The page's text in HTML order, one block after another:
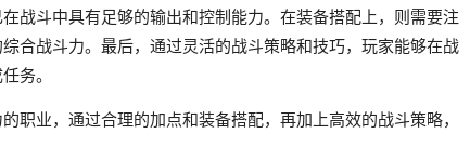
战斗中具有足够的输出和控制能力。在装备搭配上，则需要注
合战斗力。最后，通过灵活的战斗策略和技巧，玩家能够在战
务。
职业，通过合理的加点和装备搭配，再加上高效的战斗策略，